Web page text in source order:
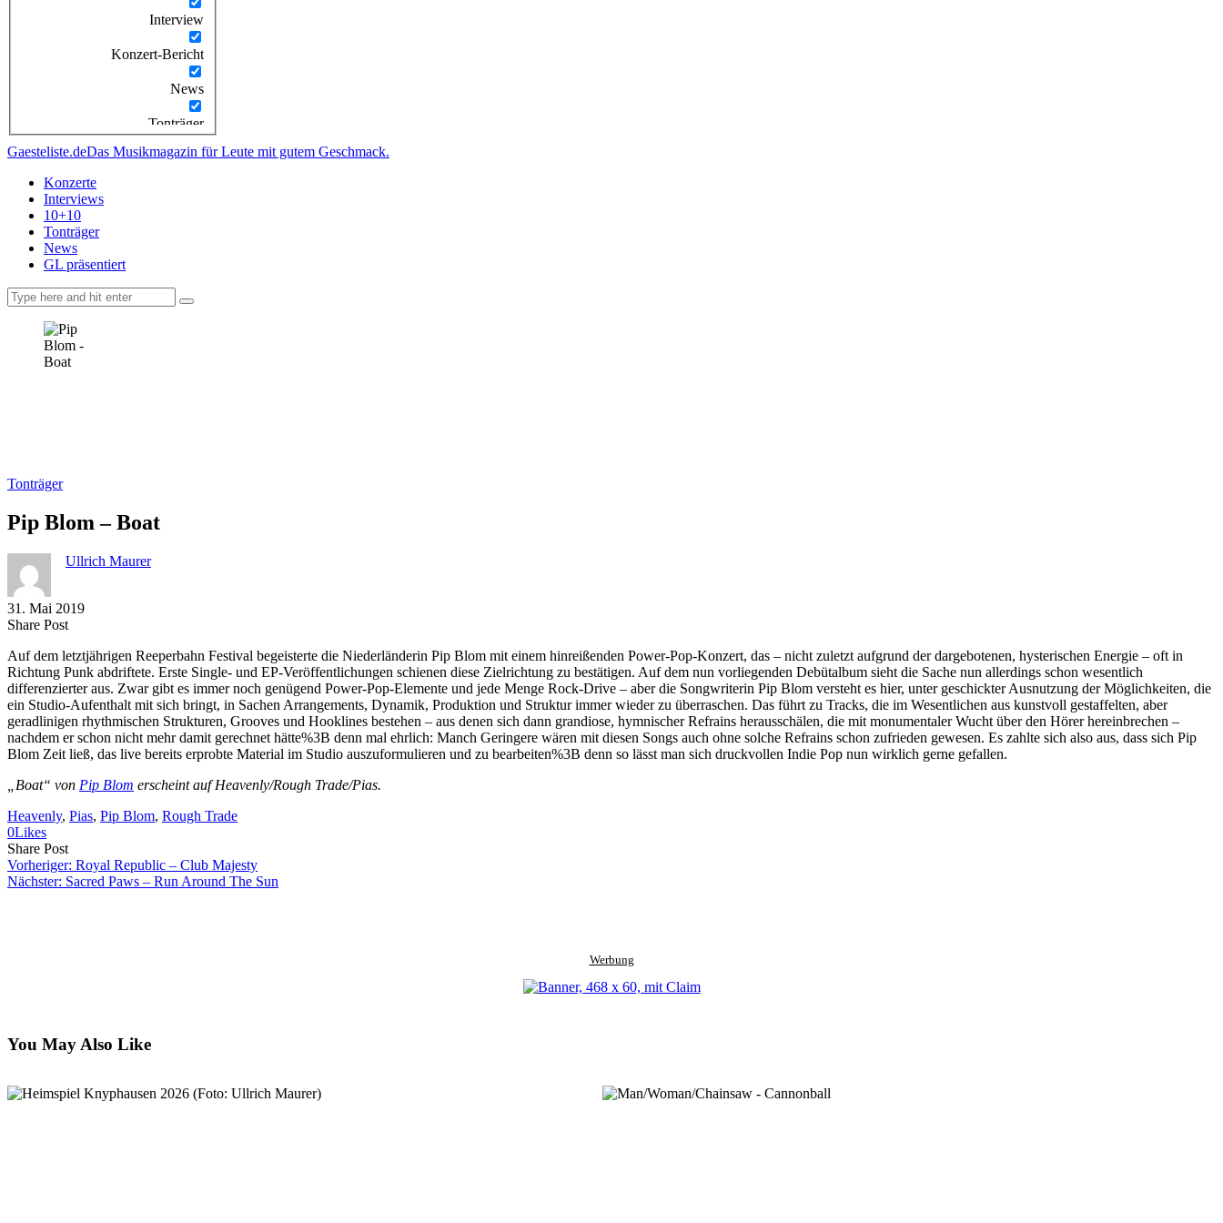
Interview
Konzert-Bericht
News
Tonträger
Gaesteliste.deDas Musikmagazin für Leute mit gutem Geschmack.
Konzerte
Interviews
10+10
Tonträger
News
GL präsentiert
Tonträger
Pip Blom – Boat
Ullrich Maurer
31. Mai 2019
Share PostShare
Facebook
Copy
to
clipboard
Send
via
eMail
Auf dem letztjährigen Reeperbahn Festival begeisterte die Niederländerin Pip Blom mit einem hinreißenden Power-Pop-Konzert, das – nicht zuletzt aufgrund der dargebotenen, hysterischen Energie – oft in
Richtung Punk abdriftete. Erste Single- und EP-Veröffentlichungen schienen diese Zielrichtung zu bestätigen. Auf dem nun vorliegenden Debütalbum sieht die Sache nun allerdings schon wesentlich
differenzierter aus. Zwar gibt es immer noch genügend Power-Pop-Elemente und jede Menge Rock-Drive – aber die Songwriterin Pip Blom versteht es hier, unter geschickter Ausnutzung der Möglichkeiten, die
ein Studio-Aufenthalt mit sich bringt, in Sachen Arrangements, Dynamik, Produktion und Struktur immer wieder zu überraschen. Das führt zu Tracks, die im Wesentlichen aus kunstvoll gestaffelten, aber
geradlinigen rhythmischen Strukturen, Grooves und Hooklines bestehen – aus denen sich dann grandiose, hymnischer Refrains herausschälen, die mit monumentaler Wucht über den Hörer hereinbrechen –
nachdem er schon nicht mehr damit gerechnet hätte%3B denn mal ehrlich: Manch Geringere wären mit diesen Songs auch ohne solche Refrains schon zufrieden gewesen. Es zahlte sich also aus, dass sich Pip
Blom Zeit ließ, das live bereits erprobte Material im Studio auszuformulieren und zu bearbeiten%3B denn so lässt man sich druckvollen Indie Pop nun wirklich gerne gefallen.
„Boat“ von Pip Blom erscheint auf Heavenly/Rough Trade/Pias.
Heavenly, Pias, Pip Blom, Rough Trade
0Likes
Share PostShare
on
Facebook
Copy
URL
to
Send
Link
via
Vorheriger: Royal Republic – Club Majesty
Nächster: Sacred Paws – Run Around The Sun
Werbung
You May Also Like